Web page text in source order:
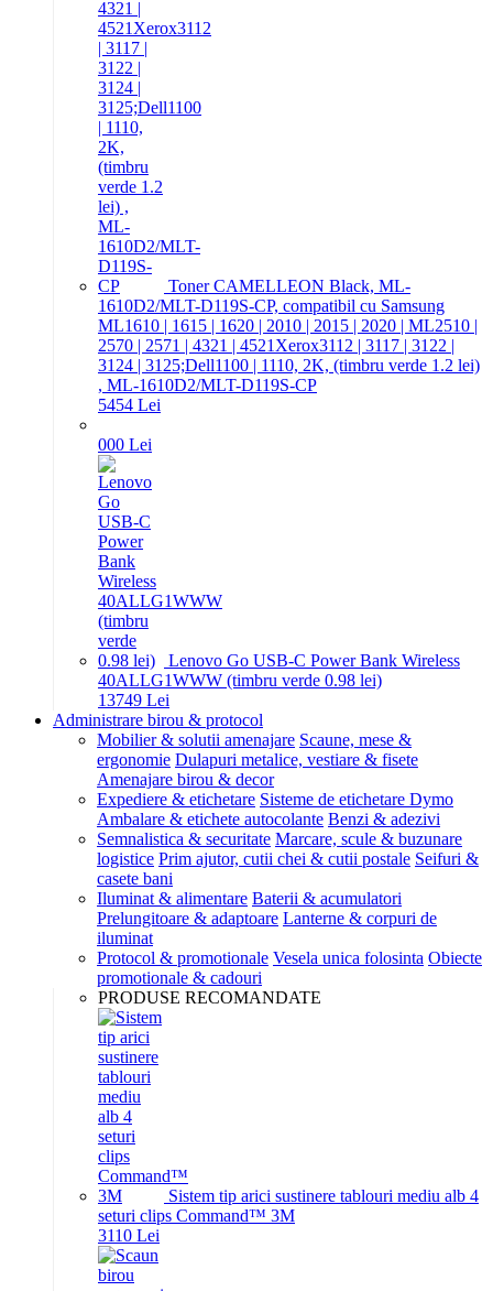
Toner CAMELLEON Black, ML-
1610D2/MLT-D119S-CP, compatibil cu Samsung
ML1610 | 1615 | 1620 | 2010 | 2015 | 2020 | ML2510 |
2570 | 2571 | 4321 | 4521Xerox3112 | 3117 | 3122 |
3124 | 3125;Dell1100 | 1110, 2K, (timbru verde 1.2 lei)
, ML-1610D2/MLT-D119S-CP
5454 Lei
000 Lei
Lenovo Go USB-C Power Bank Wireless
40ALLG1WWW (timbru verde 0.98 lei)
13749 Lei
Administrare birou & protocol
Mobilier & solutii amenajare Scaune, mese &
ergonomie Dulapuri metalice, vestiare & fisete
Amenajare birou & decor
Expediere & etichetare Sisteme de etichetare Dymo
Ambalare & etichete autocolante Benzi & adezivi
Semnalistica & securitate Marcare, scule & buzunare
logistice Prim ajutor, cutii chei & cutii postale Seifuri &
casete bani
Iluminat & alimentare Baterii & acumulatori
Prelungitoare & adaptoare Lanterne & corpuri de
iluminat
Protocol & promotionale Vesela unica folosinta Obiecte
promotionale & cadouri
PRODUSE RECOMANDATE
Sistem tip arici sustinere tablouri mediu alb 4
seturi clips Command™ 3M
3110 Lei